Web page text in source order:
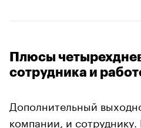
Плюсы
сотрудника и
Дополнительный
компании, и